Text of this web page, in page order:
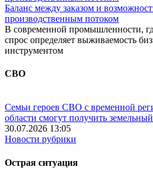
Баланс между заказом и
производственным потоком
В современной промышленности,
спрос определяет выживаемость
инструментом
СВО
Семьи героев СВО с временной
области смогут получить
30.07.2026 13:05
Новости рубрики
Острая ситуация